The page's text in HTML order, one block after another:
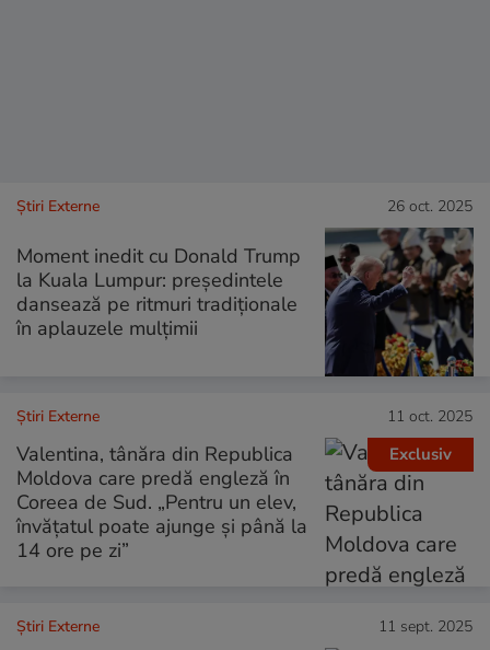
Știri Externe 26 oct. 2025
Moment inedit cu Donald Trump
la Kuala Lumpur: președintele
dansează pe ritmuri tradiționale
în aplauzele mulțimii
Exclusiv
Știri Externe 11 oct. 2025
Valentina, tânăra din Republica
Moldova care predă engleză în
Coreea de Sud. „Pentru un elev,
învățatul poate ajunge și până la
14 ore pe zi”
Știri Externe 11 sept. 2025